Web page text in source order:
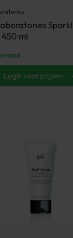
ml
Login voor prijzen